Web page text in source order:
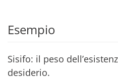
Esempio
Sisifo: il peso
desiderio.